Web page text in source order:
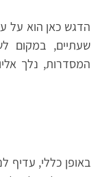
הדגש כאן הוא על
שעתיים, במקום
המסדרות, נלך
באופן כללי, עדיף